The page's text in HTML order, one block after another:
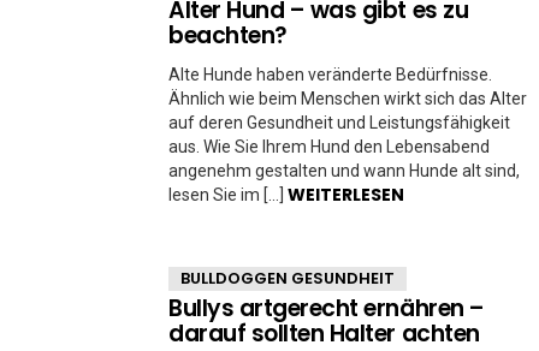
Alter Hund – was gibt es zu
beachten?
Alte Hunde haben veränderte Bedürfnisse.
Ähnlich wie beim Menschen wirkt sich das Alter
auf deren Gesundheit und Leistungsfähigkeit
aus. Wie Sie Ihrem Hund den Lebensabend
angenehm gestalten und wann Hunde alt sind,
lesen Sie im […] WEITERLESEN
BULLDOGGEN GESUNDHEIT
Bullys artgerecht ernähren –
darauf sollten Halter achten